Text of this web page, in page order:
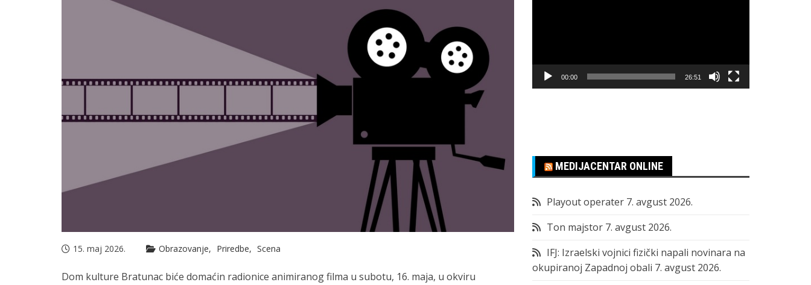
15. maj 2026. Obrazovanje Priredbe Scena
Dom kulture Bratunac biće domaćin radionice animiranog filma u subotu, 16. maja, u okviru
00:00 26:51
MEDIJACENTAR ONLINE
Playout operater 7. avgust 2026.
Ton majstor 7. avgust 2026.
IFJ: Izraelski vojnici fizički napali novinara na
okupiranoj Zapadnoj obali 7. avgust 2026.